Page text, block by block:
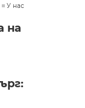
У нас
на